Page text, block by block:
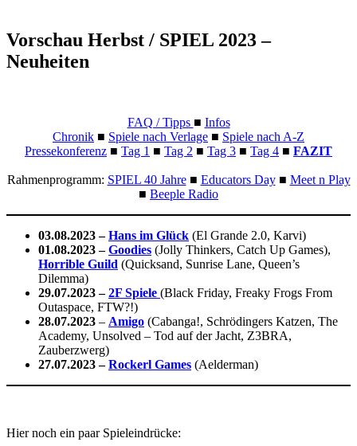
Vorschau Herbst / SPIEL 2023 –
Neuheiten
FAQ / Tipps ■ Infos
Chronik ■ Spiele nach Verlage ■ Spiele nach A-Z
Pressekonferenz ■ Tag 1 ■ Tag 2 ■ Tag 3 ■ Tag 4 ■ FAZIT
Rahmenprogramm: SPIEL 40 Jahre■ Educators Day■ Meet n Play
■ Beeple Radio
03.08.2023 –Hans im Glück (El Grande 2.0, Karvi)
01.08.2023 – Goodies (Jolly Thinkers, Catch Up Games),
Horrible Guild (Quicksand, Sunrise Lane, Queen’s
Dilemma)
29.07.2023 –2F Spiele (Black Friday, Freaky Frogs From
Outaspace, FTW?!)
28.07.2023 – Amigo (Cabanga!, Schrödingers Katzen, The
Academy, Unsolved – Tod auf der Jacht, Z3BRA,
Zauberzwerg)
27.07.2023 –Rockerl Games (Aelderman)
Hier noch ein paar Spieleindrücke: